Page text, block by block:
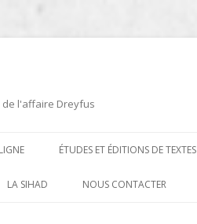
l'affaire Dreyfus
ÉTUDES ET ÉDITIONS DE TEXTES
ÉDITIONS DE TEXTES
LA SIHAD NOUS CONTACTER